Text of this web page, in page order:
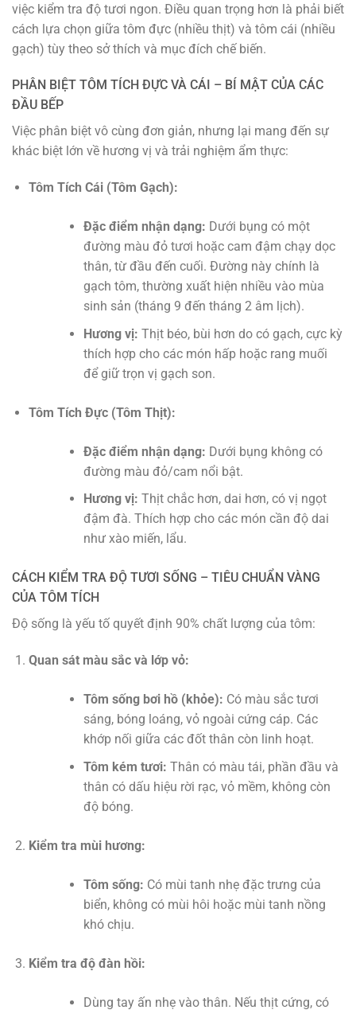
việc kiểm tra độ tươi ngon. Điều quan trọng hơn là phải biết
cách lựa chọn giữa tôm đực (nhiều thịt) và tôm cái (nhiều
gạch) tùy theo sở thích và mục đích chế biến.
PHÂN BIỆT TÔM TÍCH ĐỰC VÀ CÁI – BÍ MẬT CỦA CÁC
ĐẦU BẾP
Việc phân biệt vô cùng đơn giản, nhưng lại mang đến sự
khác biệt lớn về hương vị và trải nghiệm ẩm thực:
Tôm Tích Cái (Tôm Gạch):
Đặc điểm nhận dạng: Dưới bụng có một
đường màu đỏ tươi hoặc cam đậm chạy dọc
thân, từ đầu đến cuối. Đường này chính là
gạch tôm, thường xuất hiện nhiều vào mùa
sinh sản (tháng 9 đến tháng 2 âm lịch).
Hương vị: Thịt béo, bùi hơn do có gạch, cực kỳ
thích hợp cho các món hấp hoặc rang muối
để giữ trọn vị gạch son.
Tôm Tích Đực (Tôm Thịt):
Đặc điểm nhận dạng: Dưới bụng không có
đường màu đỏ/cam nổi bật.
Hương vị: Thịt chắc hơn, dai hơn, có vị ngọt
đậm đà. Thích hợp cho các món cần độ dai
như xào miến, lẩu.
CÁCH KIỂM TRA ĐỘ TƯƠI SỐNG – TIÊU CHUẨN VÀNG
CỦA TÔM TÍCH
Độ sống là yếu tố quyết định 90% chất lượng của tôm:
Quan sát màu sắc và lớp vỏ:
Tôm sống bơi hồ (khỏe): Có màu sắc tươi
sáng, bóng loáng, vỏ ngoài cứng cáp. Các
khớp nối giữa các đốt thân còn linh hoạt.
Tôm kém tươi: Thân có màu tái, phần đầu và
thân có dấu hiệu rời rạc, vỏ mềm, không còn
độ bóng.
Kiểm tra mùi hương:
Tôm sống: Có mùi tanh nhẹ đặc trưng của
biển, không có mùi hôi hoặc mùi tanh nồng
khó chịu.
Kiểm tra độ đàn hồi:
Dùng tay ấn nhẹ vào thân. Nếu thịt cứng, có